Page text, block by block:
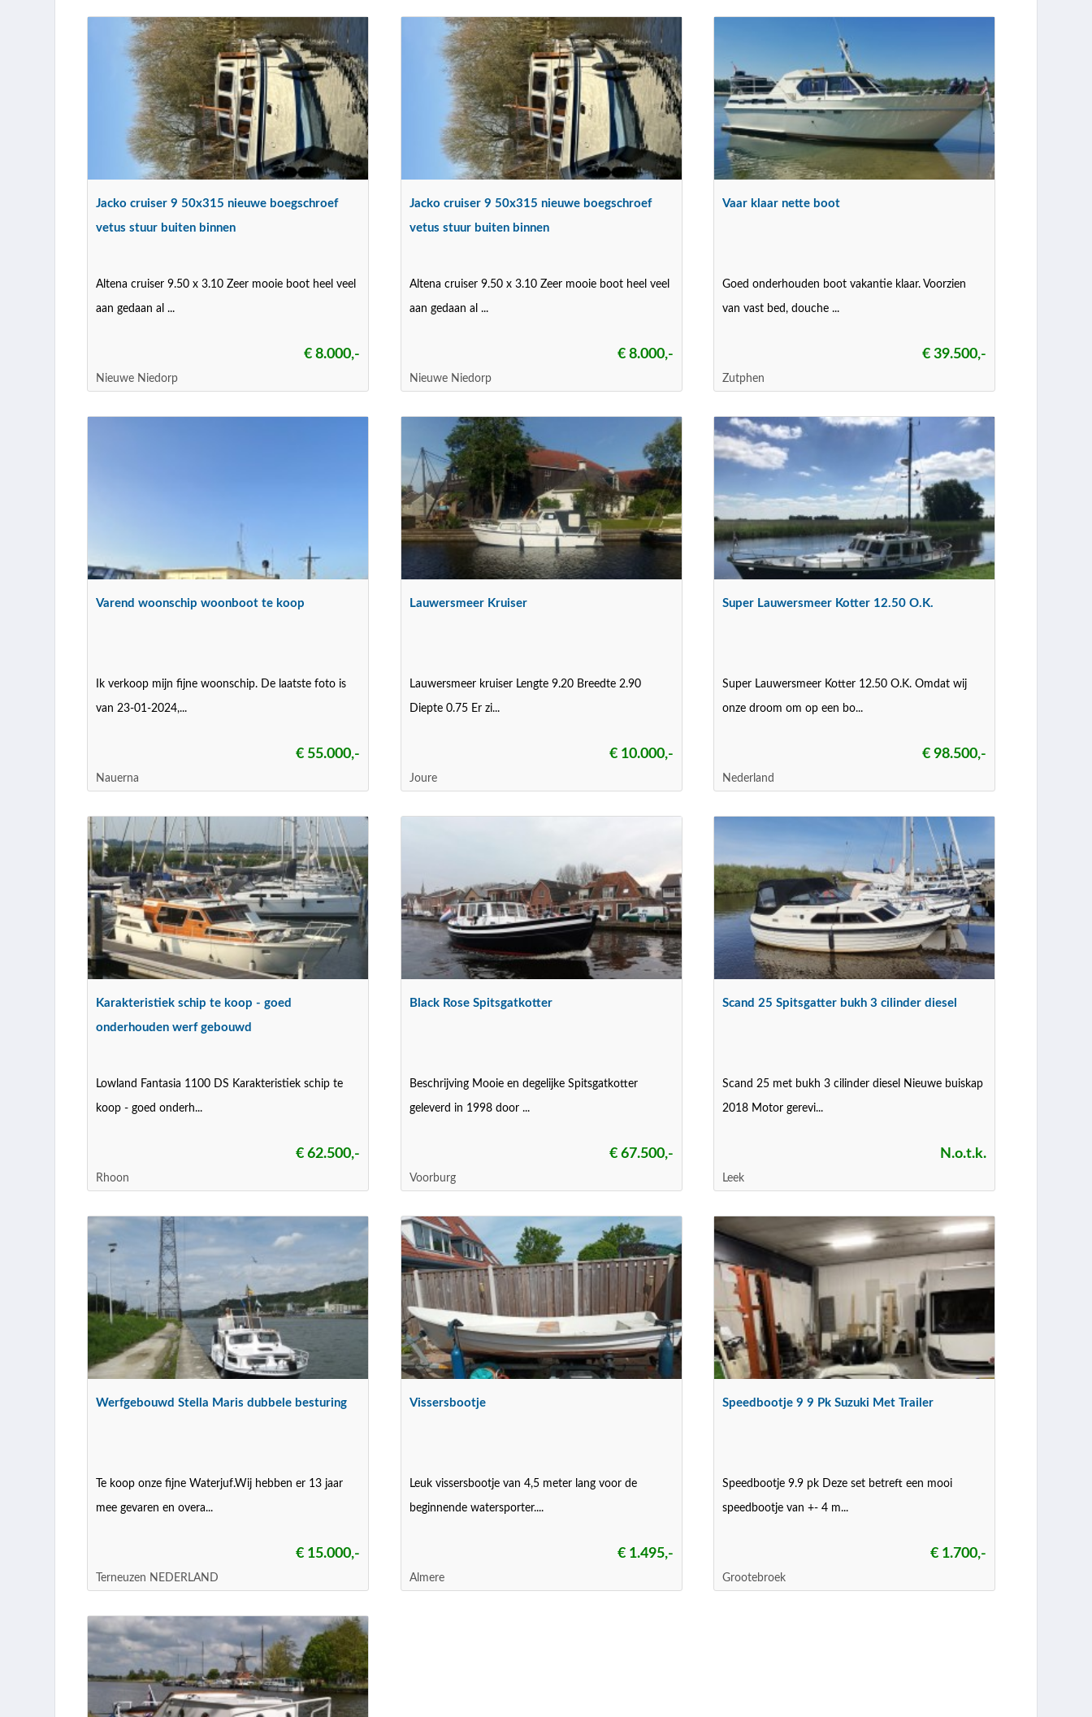
Jacko cruiser 9 50x315 nieuwe boegschroef
vetus stuur buiten binnen
Altena cruiser 9.50 x 3.10 Zeer mooie boot heel veel
aan gedaan al ...
€ 8.000,-
Nieuwe Niedorp
Jacko cruiser 9 50x315 nieuwe boegschroef
vetus stuur buiten binnen
Altena cruiser 9.50 x 3.10 Zeer mooie boot heel veel
aan gedaan al ...
€ 8.000,-
Nieuwe Niedorp
Vaar klaar nette boot
Goed onderhouden boot vakantie klaar. Voorzien
van vast bed, douche ...
€ 39.500,-
Zutphen
Varend woonschip woonboot te koop
Ik verkoop mijn fijne woonschip. De laatste foto is
van 23-01-2024,...
€ 55.000,-
Nauerna
Lauwersmeer Kruiser
Lauwersmeer kruiser Lengte 9.20 Breedte 2.90
Diepte 0.75 Er zi...
€ 10.000,-
Joure
Super Lauwersmeer Kotter 12.50 O.K.
Super Lauwersmeer Kotter 12.50 O.K. Omdat wij
onze droom om op een bo...
€ 98.500,-
Nederland
Karakteristiek schip te koop - goed
onderhouden werf gebouwd
Lowland Fantasia 1100 DS Karakteristiek schip te
koop - goed onderh...
€ 62.500,-
Rhoon
Black Rose Spitsgatkotter
Beschrijving Mooie en degelijke Spitsgatkotter
geleverd in 1998 door ...
€ 67.500,-
Voorburg
Scand 25 Spitsgatter bukh 3 cilinder diesel
Scand 25 met bukh 3 cilinder diesel Nieuwe buiskap
2018 Motor gerevi...
N.o.t.k.
Leek
Werfgebouwd Stella Maris dubbele besturing
Te koop onze fijne Waterjuf.Wij hebben er 13 jaar
mee gevaren en overa...
€ 15.000,-
Terneuzen NEDERLAND
Vissersbootje
Leuk vissersbootje van 4,5 meter lang voor de
beginnende watersporter....
€ 1.495,-
Almere
Speedbootje 9 9 Pk Suzuki Met Trailer
Speedbootje 9.9 pk Deze set betreft een mooi
speedbootje van +- 4 m...
€ 1.700,-
Grootebroek